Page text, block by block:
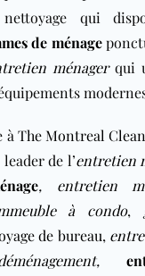
qui
de ménage
ménagerqui
à The Montreal
leader de l’entretien
,
entretien
à condo,
de bureau,
,